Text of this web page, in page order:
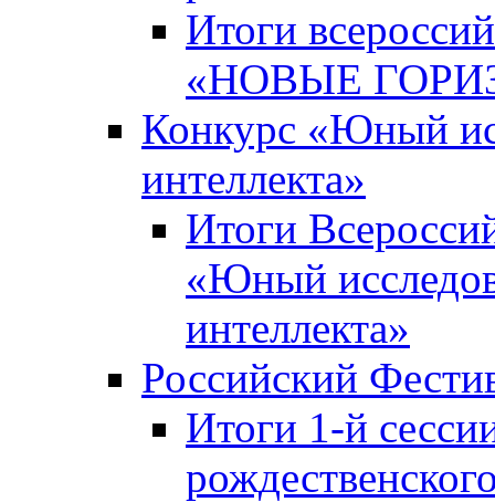
Итоги
«НОВЫЕ
Конкурс «Юный
интеллекта»
Итоги
«Юный
интеллекта»
Российский
Итоги 1-й